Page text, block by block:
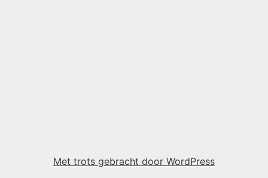
Met trots gebracht door WordPress